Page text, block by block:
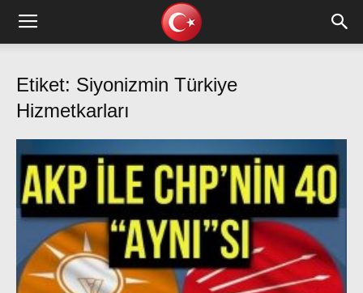
Etiket: Siyonizmin Türkiye
Hizmetkarları